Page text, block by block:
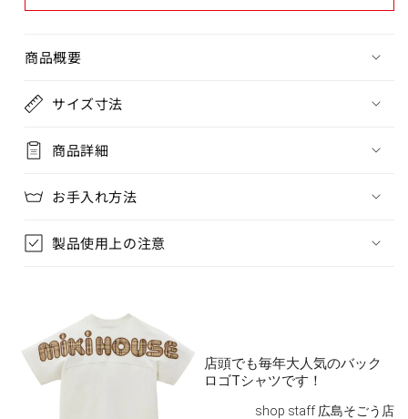
¥19,800
在庫 あり
¥19,800
商品概要
サイズ寸法
商品詳細
お手入れ方法
製品使用上の注意
店頭でも毎年大人気のバック
ロゴTシャツです！
shop staff 広島そごう店